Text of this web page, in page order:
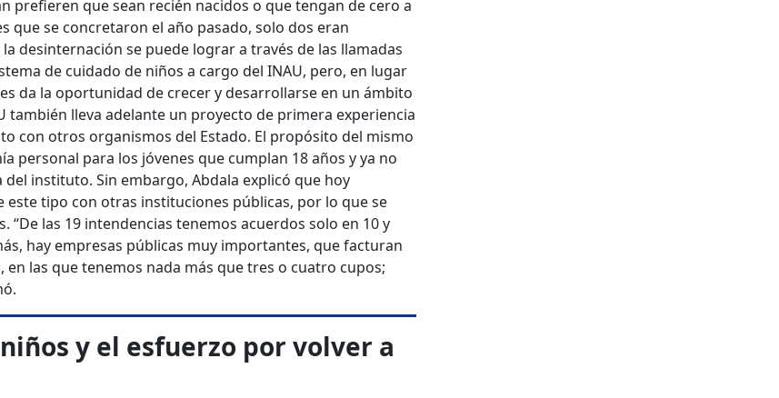
prefieren que sean recién nacidos o que tengan de cero a
que se concretaron el año pasado, solo dos eran
desinternación se puede lograr a través de las llamadas
de cuidado de niños a cargo del INAU, pero, en lugar
da la oportunidad de crecer y desarrollarse en un ámbito
también lleva adelante un proyecto de primera experiencia
con otros organismos del Estado. El propósito del mismo
personal para los jóvenes que cumplan 18 años y ya no
instituto. Sin embargo, Abdala explicó que hoy
tipo con otras instituciones públicas, por lo que se
las 19 intendencias tenemos acuerdos solo en 10 y
hay empresas públicas muy importantes, que facturan
las que tenemos nada más que tres o cuatro cupos;
y el esfuerzo por volver a